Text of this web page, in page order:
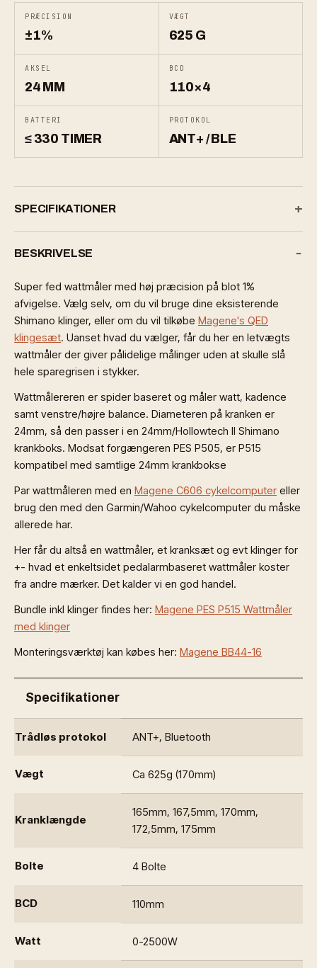
PRÆCISION
±1%
VÆGT
625 G
AKSEL
24 MM
BCD
110×4
BATTERI
≤ 330 TIMER
PROTOKOL
ANT+ / BLE
SPECIFIKATIONER
BESKRIVELSE
Super fed wattmåler med høj præcision på blot 1%
afvigelse. Vælg selv, om du vil bruge dine eksisterende
Shimano klinger, eller om du vil tilkøbe Magene's QED
klingesæt. Uanset hvad du vælger, får du her en letvægts
wattmåler der giver pålidelige målinger uden at skulle slå
hele sparegrisen i stykker.
Wattmålereren er spider baseret og måler watt, kadence
samt venstre/højre balance. Diameteren på kranken er
24mm, så den passer i en 24mm/Hollowtech II Shimano
krankboks. Modsat forgængeren PES P505, er P515
kompatibel med samtlige 24mm krankbokse
Par wattmåleren med en Magene C606 cykelcomputer eller
brug den med den Garmin/Wahoo cykelcomputer du måske
allerede har.
Her får du altså en wattmåler, et kranksæt og evt klinger for
+- hvad et enkeltsidet pedalarmbaseret wattmåler koster
fra andre mærker. Det kalder vi en god handel.
Bundle inkl klinger findes her: Magene PES P515 Wattmåler
med klinger
Monteringsværktøj kan købes her: Magene BB44-16
Specifikationer
Trådløs protokol ANT+, Bluetooth
Vægt Ca 625g (170mm)
Kranklængde
165mm, 167,5mm, 170mm,
172,5mm, 175mm
Bolte 4 Bolte
BCD 110mm
Watt 0-2500W